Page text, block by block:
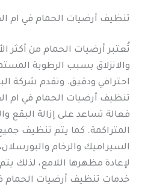
تنظيف أرضيات الحمام في ام
تُعتبر أرضيات الحمام من أكثر
والانزلاق بسبب الرطوبة
احترافي ودقيق. وتقدم شركة
تنظيف أرضيات الحمام في ام
فعالة تساعد على إزالة البقع
المتراكمة. كما يتم تنظيف
السيراميك والرخام
لإعادة مظهرها اللامع، لذلك
خدمات تنظيف أرضيات الحمام